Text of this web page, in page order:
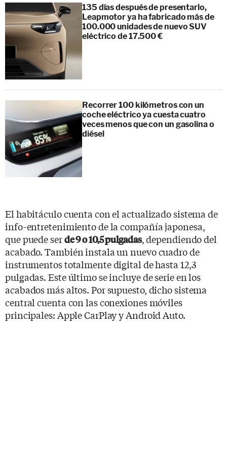
135 días después de presentarlo,
Leapmotor ya ha fabricado más de
100.000 unidades de nuevo SUV
eléctrico de 17.500 €
Recorrer 100 kilómetros con un
coche eléctrico ya cuesta cuatro
veces menos que con un gasolina o
diésel
El habitáculo cuenta con el actualizado sistema de
info-entretenimiento de la compañía japonesa,
que puede serde 9 o 10,5 pulgadas, dependiendo del
acabado. También instala un nuevo cuadro de
instrumentos totalmente digital de hasta 12,3
pulgadas. Este último se incluye de serie en los
acabados más altos. Por supuesto, dicho sistema
central cuenta con las conexiones móviles
principales: Apple CarPlay y Android Auto.